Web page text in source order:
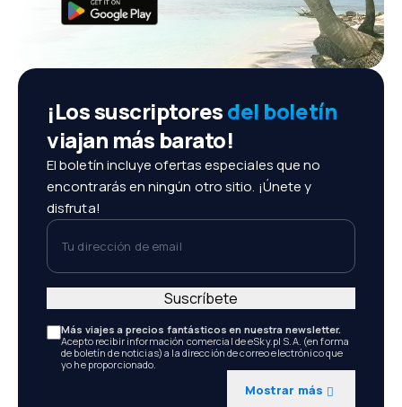
¡Los suscriptoresdel boletín
viajan más barato!
El boletín incluye ofertas especiales que no
encontrarás en ningún otro sitio. ¡Únete y
disfruta!
Tu dirección de email
Más viajes a precios fantásticos en nuestra newsletter.
Acepto recibir información comercial de eSky.pl S.A. (en forma
de boletín de noticias) a la dirección de correo electrónico que
yo he proporcionado.
Mostrar más
Suscríbete